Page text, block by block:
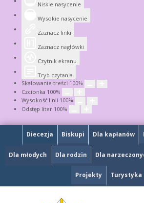
Niskie nasycenie
Wysokie nasycenie
Zaznacz linki
Zaznacz nagłówki
Czytnik ekranu
Tryb czytania
Skalowanie treści 100%
Czcionka 100%
Wysokość linii 100%
Odstęp liter 100%
Diecezja Biskupi Dla kapłanów
Dla młodych Dla rodzin Dla
Projekty Turystyka